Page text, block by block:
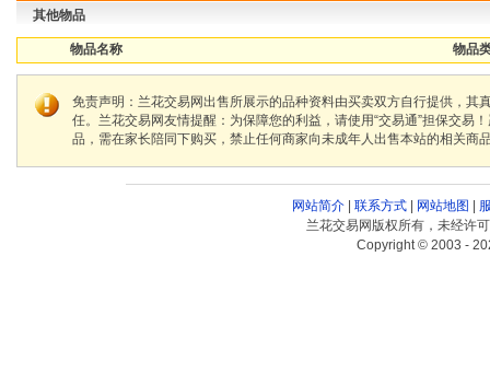
其他物品
物品名称 物品
免责声明：兰花交易网出售所展示的品种资料由买卖双方自行提供，
任。兰花交易网友情提醒：为保障您的利益，请使用“交易通”担保交
品，需在家长陪同下购买，禁止任何商家向未成年人出售本站的相关商
网站简介| 联系方式| 网站地图
兰花交易网版权所有，未经许
Copyright © 2003 -